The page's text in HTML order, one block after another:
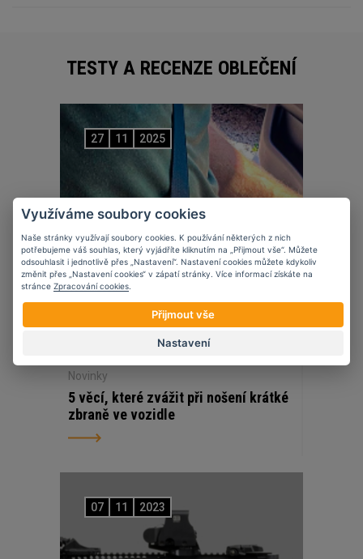
TESTY A RECENZE OBLEČENÍ
27 11 2025
Novinky
5 věcí, které zvážit při nošení krátké
zbraně ve vozidle
07 11 2023
Využíváme soubory cookies
Naše stránky využívají soubory cookies. K používání některých z nich
potřebujeme váš souhlas, který vyjádříte kliknutím na „Přijmout vše“. Můžete
odsouhlasit i jednotlivě přes „Nastavení“. Nastavení cookies můžete kdykoliv
změnit přes „Nastavení cookies“ v zápatí stránky. Více informací získáte na
stránce Zpracování cookies
Přijmout vše
Nastavení